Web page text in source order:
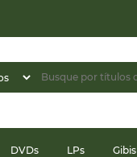
DVDs LPs Gibis